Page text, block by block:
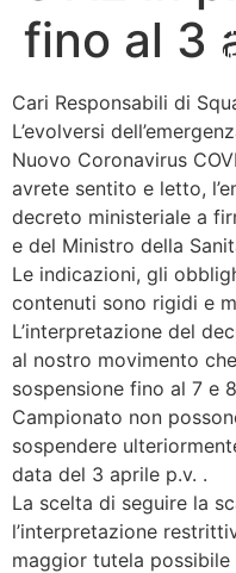
fino al 3
Cari Responsabili di
L’evolversi
Nuovo Coronavirus
avrete sentito e letto,
decreto ministeriale a
e del Ministro della
Le indicazioni, gli
contenuti sono rigidi e
L’interpretazione del
al nostro movimento
sospensione fino al 7 e
Campionato non
sospendere
data del 3 aprile p.v. .
La scelta di seguire la
l’interpretazione
maggior tutela